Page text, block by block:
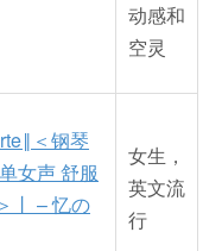
动感和
空灵
＜钢琴
女声 舒服
丨 – 忆の
女生，
英文流
行